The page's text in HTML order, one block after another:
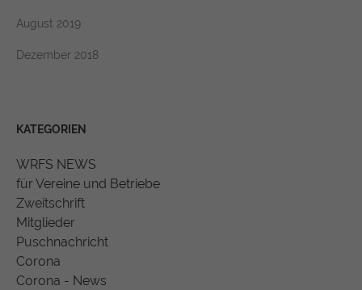
August 2019
Dezember 2018
KATEGORIEN
WRFS NEWS
für Vereine und Betriebe
Zweitschrift
Mitglieder
Puschnachricht
Corona
Corona - News